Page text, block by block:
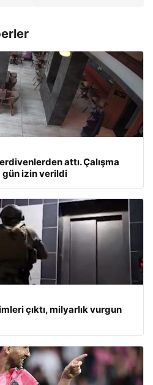
attı. Çalışma
izin verildi
çıktı, milyarlık vurgun